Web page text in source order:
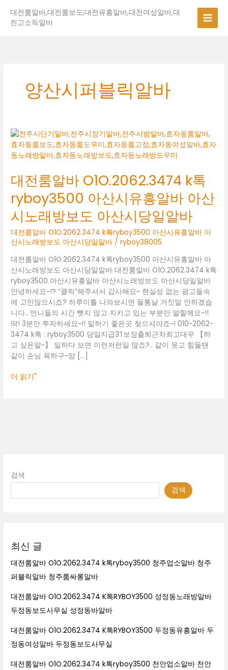
대전룸알바,대전룸보도,대전유흥알바,대전여성알바,대
전고소득알바
양산시퍼블릭알바
대전룸알바 O1O.2062.3474 k톡
ryboy3500 아산시유흥알바 아산
시노래방보도 아산시당일알바
대전룸알바 O1O.2062.3474 k톡ryboy3500 아산시유흥알바 아
산시노래방보도 아산시당일알바 /ryboy38005
대전룸알바 O1O.2062.3474 k톡ryboy3500 아산시유흥알바 아
산시노래방보도 아산시당일알바 대전룸알바 O1O.2062.3474 k톡
ryboy3500 아산시유흥알바 아산시노래방보도 아산시당일알바
안녕하세요~!? “클릭”해주셔서 감사해요~ 현실성 없는 광고들속
에 고민많으시죠? 하루이틀 나와보시면 들통날 거짓말 안하겠습
니다.. 언니들의 시간 뺏지 않고 지키고 있는 부분만 말할께요~!!
딱! 3분만 투자하세요~!! 일하기 좋은곳 찾으셔야죠~! 010-2062-
3474 k톡 : ryboy3500 당일지급3T보장출퇴근차최고대우 【하
고 싶은말~】 일하다 보면 이런저런일 많죠?.. 같이 웃고 힘들땐
같이 손님 욕하구~맘 […]
대
전
룸
바
O1O.2062.3474
k
톡
ryboy3500
아
산
유
흥
알
바
아
산
시
노
래
방
도
더 읽기"
검색
검색
최신 글
대전룸알바 O1O.2062.3474 k톡ryboy3500 청주업소알바 청주
퍼블릭알바 청주룸싸롱알바
대전룸알바 O1O.2062.3474 K톡RYBOY3500 성정동노래방알바
두정동보도사무실 성정동바알바
대전룸알바 O1O.2062.3474 K톡RYBOY3500 두정동유흥알바 두
정동여성알바 두정동보도사무실
대전룸알바 O1O.2062.3474 k톡ryboy3500 천안업소알바 천안